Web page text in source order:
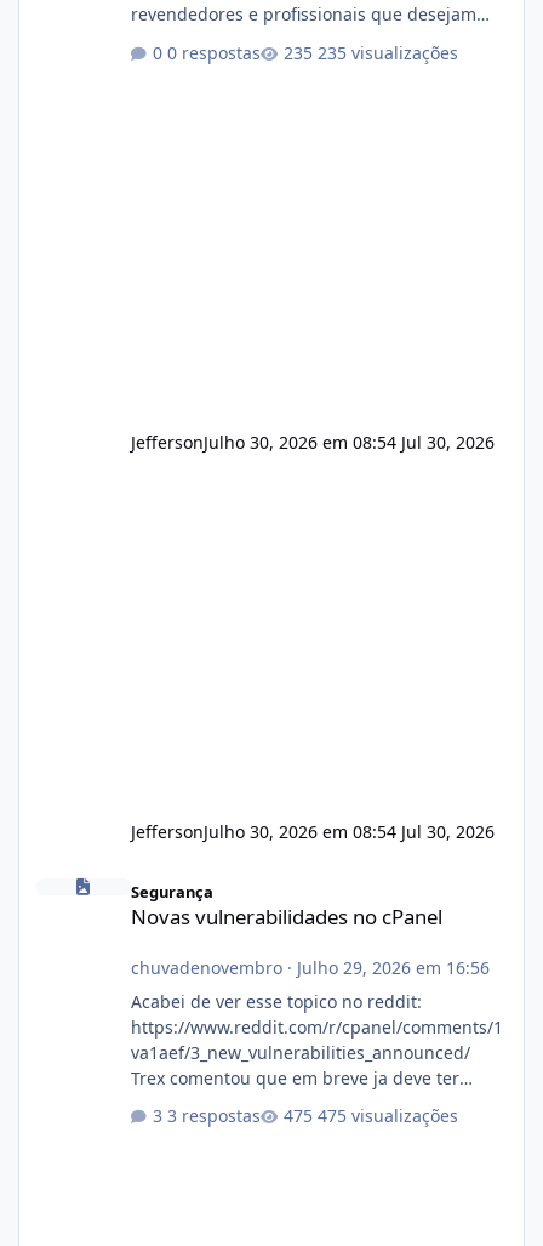
revendedores e profissionais que desejam
operação. Se você possui clientes ativos de
0 respostas 235 visualizações
JeffersonJulho 30, 2026 em 08:54 Jul 30, 2026
JeffersonJulho 30, 2026 em 08:54 Jul 30, 2026
Novas vulnerabilidades no cPanel
Segurança
Novas vulnerabilidades no cPanel
chuvadenovembro· Julho 29, 2026 em 16:56
Acabei de ver esse topico no reddit:
https://www.reddit.com/r/cpanel/comments/1
va1aef/3_new_vulnerabilities_announced/
Trex comentou que em breve ja deve ter
3 respostas 475 visualizações